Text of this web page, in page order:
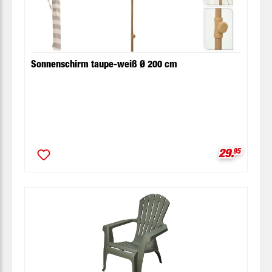
Sonnenschirm taupe-weiß Ø 200 cm
29.95